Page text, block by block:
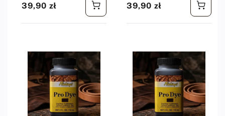
Cena regularna
39,90 zł Cena regularna
39,90 zł